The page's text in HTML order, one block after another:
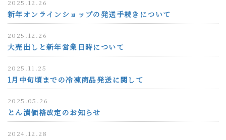
2025.12.26
新年オンラインショップの発送手続きについて
2025.12.26
大売出しと新年営業日時について
2025.11.25
1月中旬頃までの冷凍商品発送に関して
2025.05.26
とん漬価格改定のお知らせ
2024.12.28